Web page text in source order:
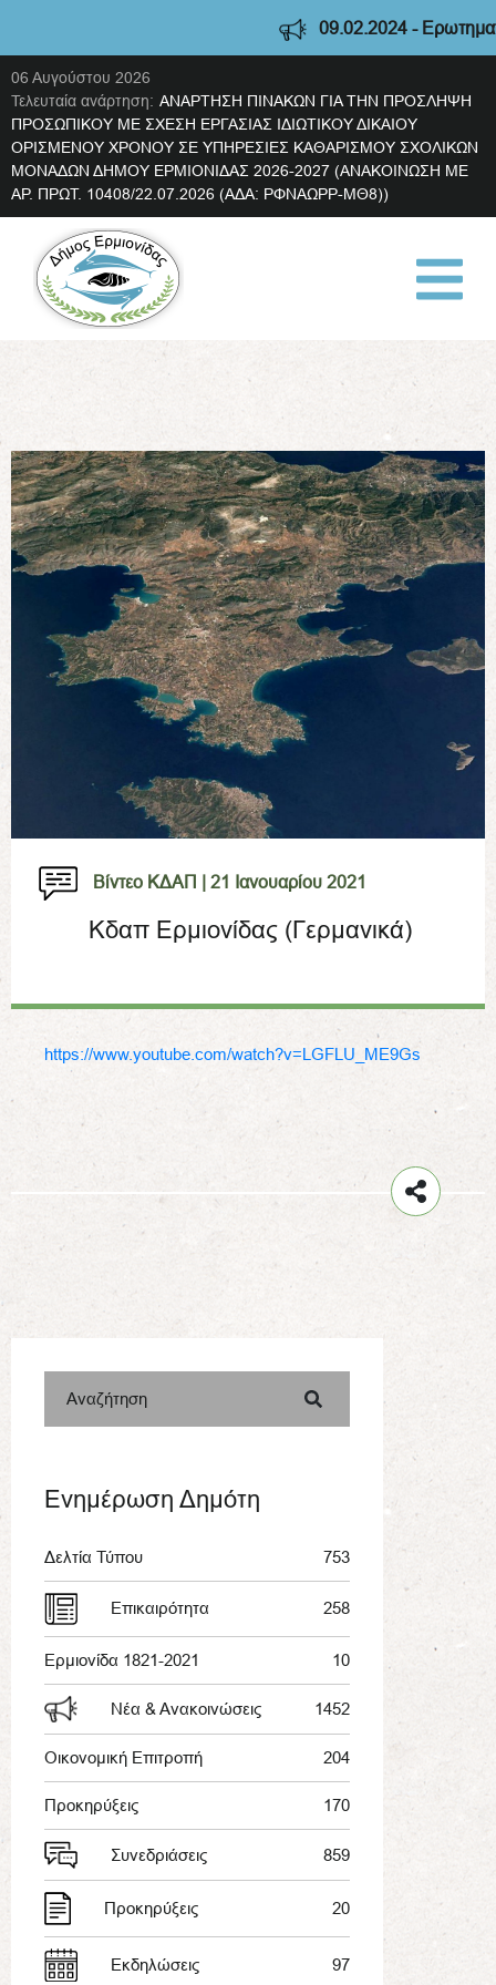
09.02.2024 -
06 Αυγούστου 2026
Τελευταία ανάρτηση: ΑΝΑΡΤΗΣΗ ΠΙΝΑΚΩΝ ΓΙΑ ΤΗΝ ΠΡΟΣΛΗΨΗ
ΠΡΟΣΩΠΙΚΟΥ ΜΕ ΣΧΕΣΗ ΕΡΓΑΣΙΑΣ ΙΔΙΩΤΙΚΟΥ ΔΙΚΑΙΟΥ
ΟΡΙΣΜΕΝΟΥ ΧΡΟΝΟΥ ΣΕ ΥΠΗΡΕΣΙΕΣ ΚΑΘΑΡΙΣΜΟΥ ΣΧΟΛΙΚΩΝ
ΜΟΝΑΔΩΝ ΔΗΜΟΥ ΕΡΜΙΟΝΙΔΑΣ 2026-2027 (ΑΝΑΚΟΙΝΩΣΗ ΜΕ
ΑΡ. ΠΡΩΤ. 10408/22.07.2026 (ΑΔΑ: ΡΦΝΑΩΡΡ-ΜΘ8))
Βίντεο ΚΔΑΠ | 21 Ιανουαρίου 2021
Κδαπ Ερμιονίδας (Γερμανικά)
https://www.youtube.com/watch?v=LGFLU_ME9Gs
Αναζήτηση
Ενημέρωση Δημότη
Δελτία Τύπου 753
Επικαιρότητα 258
Ερμιονίδα 1821-2021 10
Νέα & Ανακοινώσεις 1452
Οικονομική Επιτροπή 204
Προκηρύξεις 170
Συνεδριάσεις 859
Προκηρύξεις 20
Εκδηλώσεις 97